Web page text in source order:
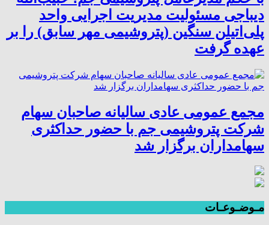
دیباجی مسئولیت مدیریت اجرایی واحد
پلی‌اتیلن سنگین (پتروشیمی مهر سابق) را بر
عهده گرفت
مجمع عمومی عادی سالیانه صاحبان سهام
شرکت پتروشیمی جم با حضور حداکثری
سهامداران برگزار شد
مـوضـوعـات